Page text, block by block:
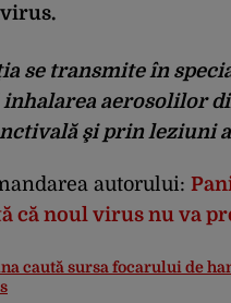
se transmite în
inhalarea aerosolilor
şi prin leziuni
autorului:
că noul virus nu va
caută sursa focarului de